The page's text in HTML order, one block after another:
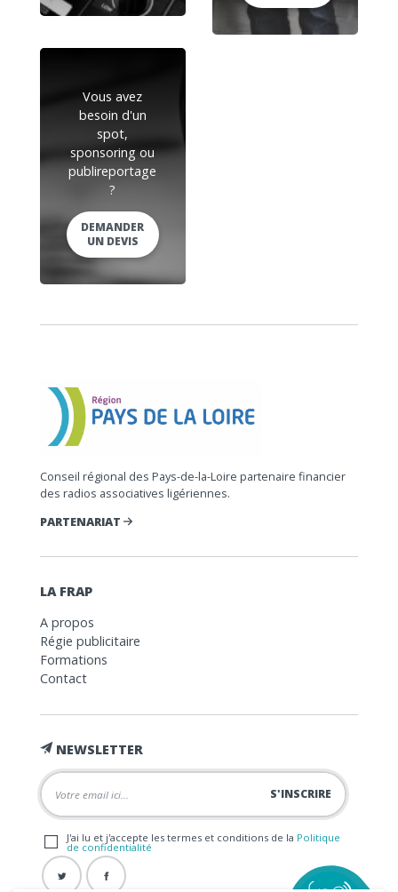
Vous avez
besoin d'un
spot,
sponsoring ou
publireportage
?
DEMANDER
UN DEVIS
Conseil régional des Pays-de-la-Loire partenaire financier
des radios associatives ligériennes.
PARTENARIAT
LA FRAP
A propos
Régie publicitaire
Formations
Contact
NEWSLETTER
J'ai lu et j'accepte les termes et conditions de la Politique
de confidentialité